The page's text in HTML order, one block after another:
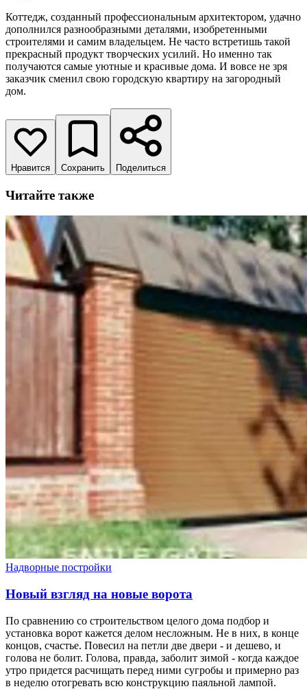
Коттедж, созданный профессиональным архитектором, удачно
дополнился разнообразными деталями, изобретенными
строителями и самим владельцем. Не часто встретишь такой
прекрасный продукт творческих усилий. Но именно так
получаются самые уютные и красивые дома. И вовсе не зря
заказчик сменил свою городскую квартиру на загородный
дом.
Нравится Сохранить Поделиться
Читайте также
Надворные постройки
Новый взгляд на новые ворота
По сравнению со строительством целого дома подбор и
установка ворот кажется делом несложным. Не в них, в конце
концов, счастье. Повесил на петли две двери - и дешево, и
голова не болит. Голова, правда, заболит зимой - когда каждое
утро придется расчищать перед ними сугробы и примерно раз
в неделю отогревать всю конструкцию паяльной лампой.